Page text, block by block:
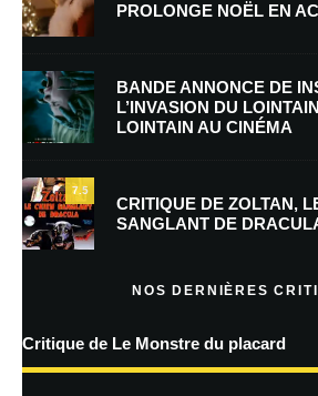
E-mail
Enregistrer mon nom, mon e-mail et mon
mon prochain commentaire.
Prévenez-moi de tous les nouveaux
Prévenez-moi de tous les nouveaux articles par
PROLONGE NOËL EN
BANDE ANNONCE DE
L’INVASION DU
LOINTAIN AU CINÉMA
7.5
CRITIQUE DE ZOLTAN,
SANGLANT DE
NOS DERNIÈRES
Critique de Le Monstre du placard